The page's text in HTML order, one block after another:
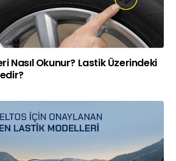
Nasıl Okunur? Lastik Üzerindeki